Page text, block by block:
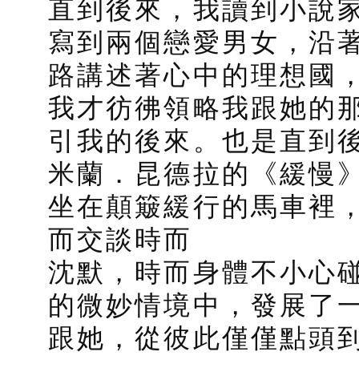
直到後來，我讀到小說
寫到兩個戀愛男女，沿
路講述著心中的理想國
我才彷彿領略我跟她的
引我的後來。也是直到
米蘭．昆德拉的《緩慢
坐在顛簸緩行的馬車裡
而交談時而
沈默，時而身體不小心
的微妙情境中，發展了
跟她，從彼此僅僅點頭